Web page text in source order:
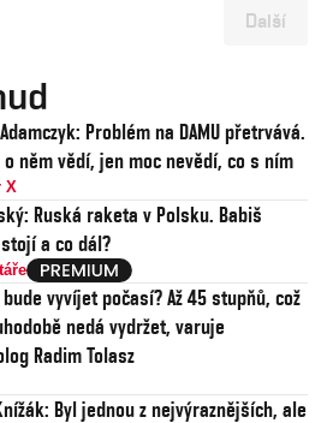
Další
Problém na DAMU přetrvává.
o něm vědí, jen moc nevědí, co s ním
X
Ruská raketa v Polsku. Babiš
a co dál?
vyvíjet počasí? Až 45 stupňů, což
nedá vydržet, varuje
Radim Tolasz
Byl jednou z nejvýraznějších, ale